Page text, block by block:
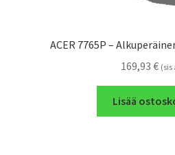
ACER 7765P –
169,93 € (sis
Lisää